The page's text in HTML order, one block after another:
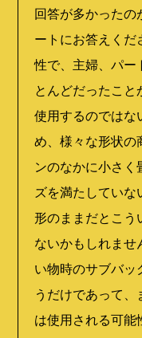
回答が多かったの
ートにお答えく
性で、主婦、パー
とんどだったこ
使用するのではな
め、様々な形状の
ンのなかに小さ
ズを満たしてい
形のままだとこう
ないかもしれませ
い物時のサブバッ
うだけであって
は使用される可能